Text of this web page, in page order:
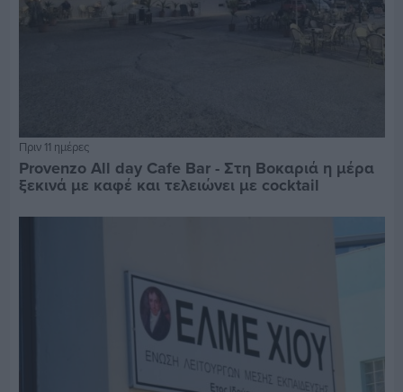
Πριν 11 ημέρες
Provenzo All day Cafe Bar - Στη Βοκαριά η μέρα
ξεκινά με καφέ και τελειώνει με cocktail